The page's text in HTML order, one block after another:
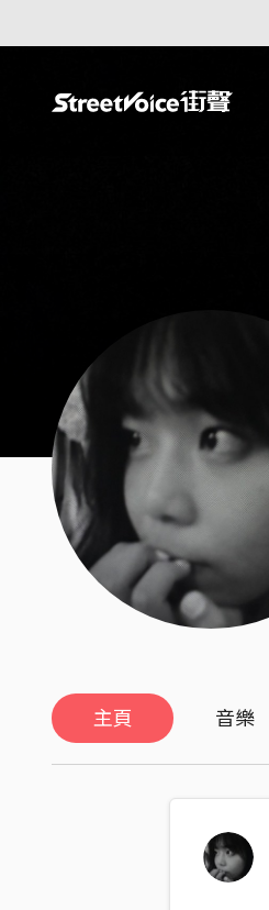
主頁 音樂